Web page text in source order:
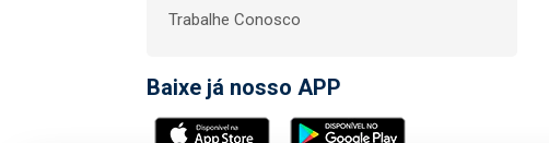
Trabalhe Conosco
Baixe já nosso APP